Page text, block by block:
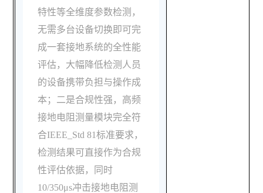
特性等全维度参数检测，
无需多台设备切换即可完
成一套接地系统的全性能
评估，大幅降低检测人员
的设备携带负担与操作成
本；二是合规性强，高频
接地电阻测量模块完全符
合IEEE_Std 81标准要求，
检测结果可直接作为合规
性评估依据，同时
10/350μs冲击接地电阻测